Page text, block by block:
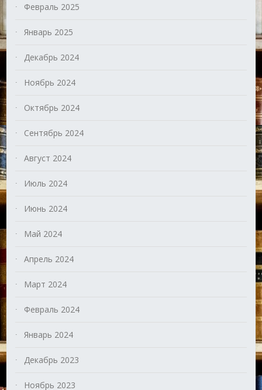
Февраль 2025
Январь 2025
Декабрь 2024
Ноябрь 2024
Октябрь 2024
Сентябрь 2024
Август 2024
Июль 2024
Июнь 2024
Май 2024
Апрель 2024
Март 2024
Февраль 2024
Январь 2024
Декабрь 2023
Ноябрь 2023